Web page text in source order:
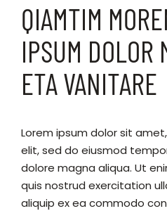
QIAMTIM
IPSUM DOLOR
ETA VANITARE
Lorem ipsum dolor sit
elit, sed do eiusmod
dolore magna aliqua. Ut
quis nostrud exercitation
aliquip ex ea commodo